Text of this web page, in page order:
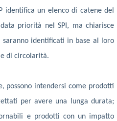
identifica un elenco di catene del
priorità nel SPI, ma chiarisce
identificati in base al loro
di circolarità.
possono intendersi come prodotti
per avere una lunga durata;
e prodotti con un impatto